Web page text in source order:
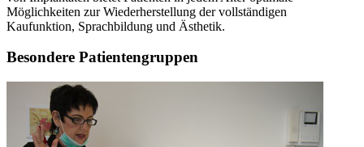
Möglichkeiten zur Wiederherstellung der vollständigen
Kaufunktion, Sprachbildung und Ästhetik.
Besondere Patientengruppen